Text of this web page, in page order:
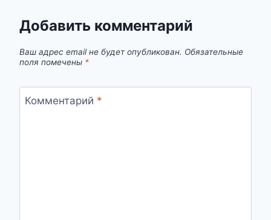
Добавить комментарий
Ваш адрес email не будет опубликован. Обязательные
поля помечены *
Комментарий *